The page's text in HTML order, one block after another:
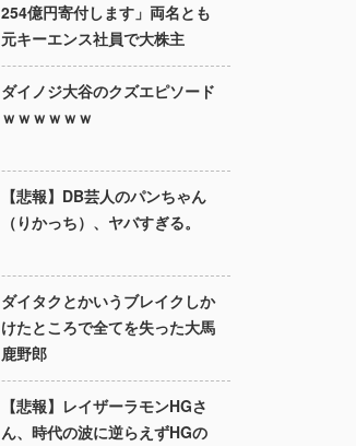
254億円寄付します」両名とも
元キーエンス社員で大株主
ダイノジ大谷のクズエピソード
ｗｗｗｗｗｗ
【悲報】DB芸人のパンちゃん
（りかっち）、ヤバすぎる。
ダイタクとかいうブレイクしか
けたところで全てを失った大馬
鹿野郎
【悲報】レイザーラモンHGさ
ん、時代の波に逆らえずHGの